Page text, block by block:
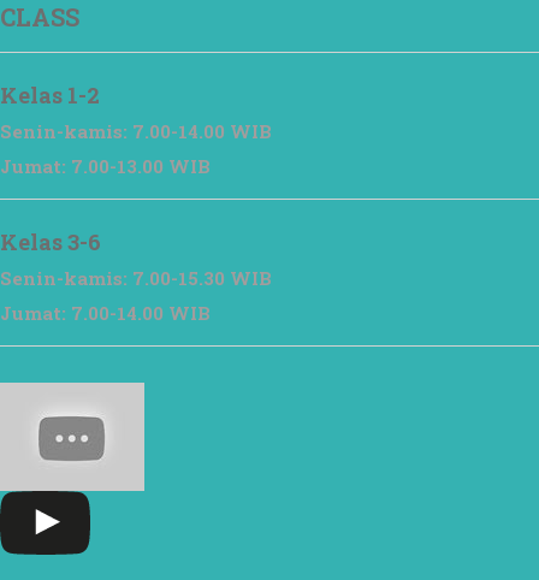
CLASS
Kelas 1-2
Senin-kamis: 7.00-14.00 WIB
Jumat: 7.00-13.00 WIB
Kelas 3-6
Senin-kamis: 7.00-15.30 WIB
Jumat: 7.00-14.00 WIB